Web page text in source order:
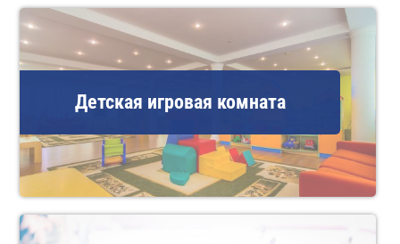
Детская игровая комната